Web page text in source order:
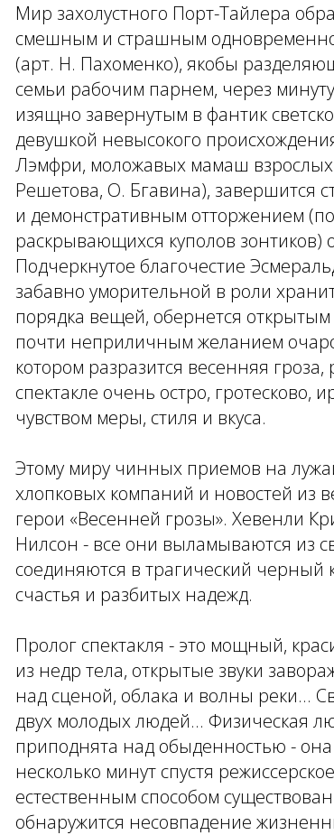
Мир захолустного Порт-Тайлера
смешным и страшным
(арт. Н. Пахоменко), якобы
семьи рабочим парнем, через
изящно завернутым в фантик
девушкой невысокого
Лэмфри, моложавых мамаш
Решетова, О. Бгавина), завершится
и демонстративным отторжением
раскрывающихся куполов
Подчеркнутое благочестие
забавно уморительной в роли
порядка вещей, обернется
почти неприличным желанием
котором разразится весенняя
спектакле очень остро,
чувством меры, стиля и вкуса.
Этому миру чинных приемов на
хлопковых компаний и новостей из
герои «Весенней грозы». Хевенли
Нилсон - все они выламываются из
соединяются в трагический
счастья и разбитых надежд.
Пролог спектакля - это мощный,
из недр тела, открытые звуки
над сценой, облака и волны реки...
двух молодых людей... Физическая
приподнята над обыденностью -
несколько минут спустя
естественным способом
обнаружится несовпадение